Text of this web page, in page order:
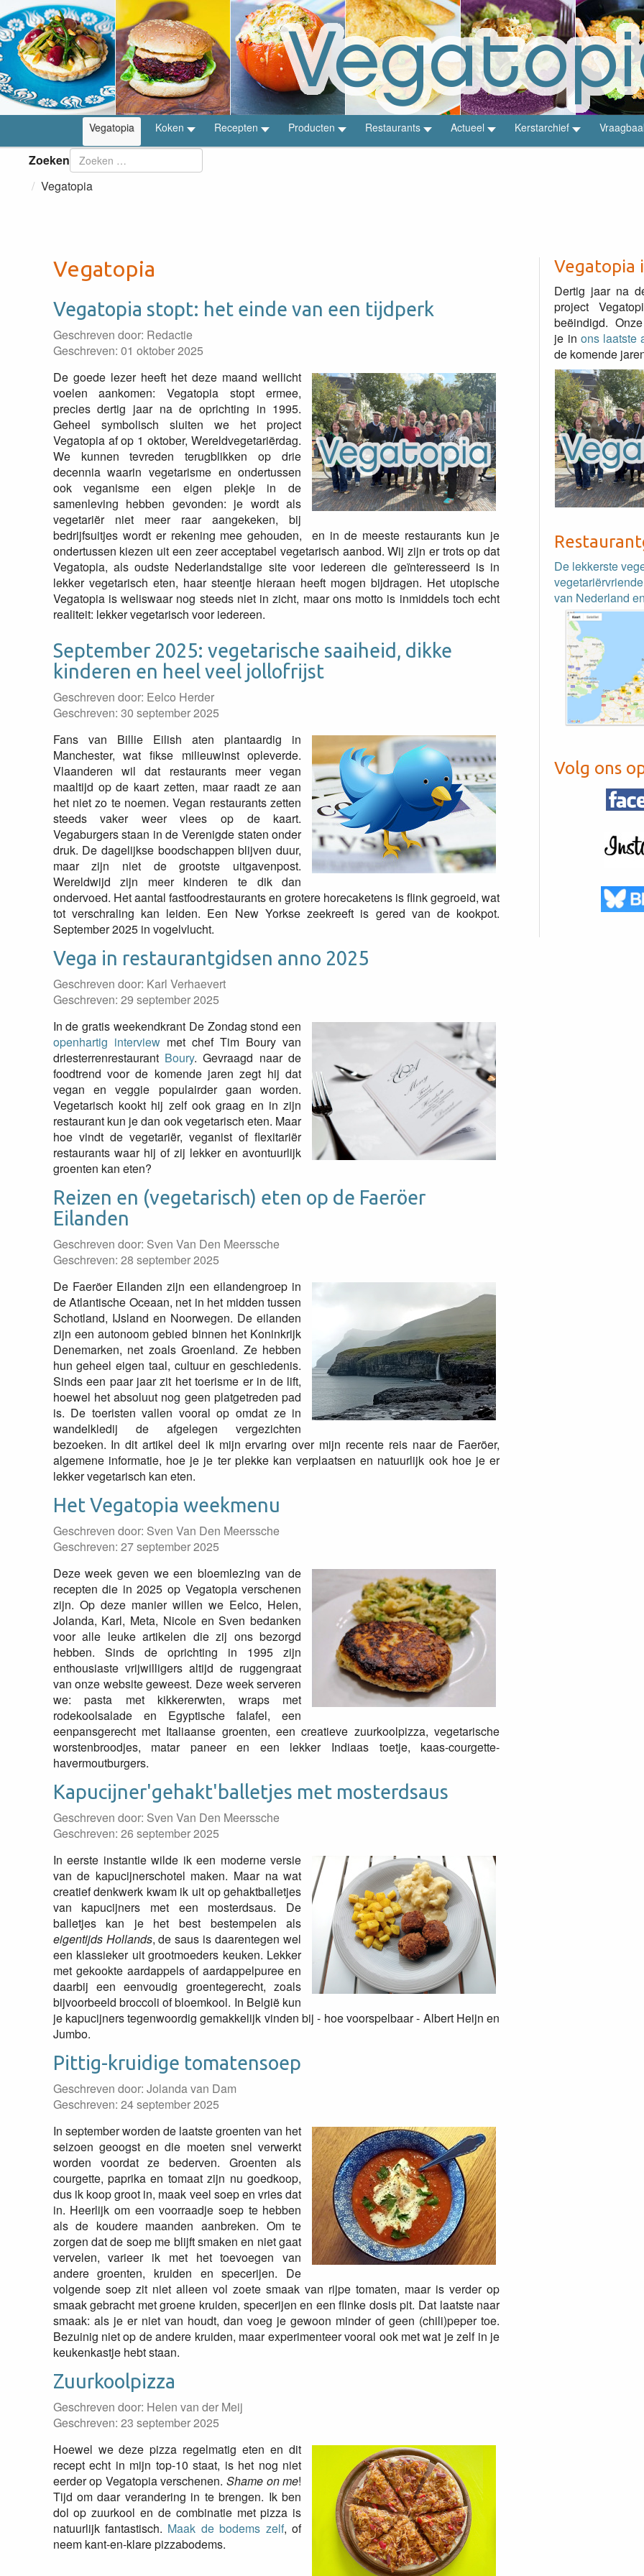
Vegatopia Koken Recepten Producten Restaurants Actueel Kerstarchief
Zoeken
Vegatopia
Vegatopia
Vegatopia stopt: het einde van een tijdperk
Geschreven door: Redactie
Geschreven: 01 oktober 2025
De goede lezer heeft het deze maand wellicht
voelen aankomen: Vegatopia stopt ermee,
precies dertig jaar na de oprichting in 1995.
Geheel symbolisch sluiten we het project
Vegatopia af op 1 oktober, Wereldvegetariërdag.
We kunnen tevreden terugblikken op drie
decennia waarin vegetarisme en ondertussen
ook veganisme een eigen plekje in de
samenleving hebben gevonden: je wordt als
vegetariër niet meer raar aangekeken, bij
bedrijfsuitjes wordt er rekening mee gehouden, en in de meeste restaurants kun je
ondertussen kiezen uit een zeer acceptabel vegetarisch aanbod. Wij zijn er trots op dat
Vegatopia, als oudste Nederlandstalige site voor iedereen die geïnteresseerd is in
lekker vegetarisch eten, haar steentje hieraan heeft mogen bijdragen. Het utopische
Vegatopia is weliswaar nog steeds niet in zicht, maar ons motto is inmiddels toch echt
realiteit: lekker vegetarisch voor iedereen.
September 2025: vegetarische saaiheid, dikke
kinderen en heel veel jollofrijst
Geschreven door: Eelco Herder
Geschreven: 30 september 2025
Fans van Billie Eilish aten plantaardig in
Manchester, wat fikse milieuwinst opleverde.
Vlaanderen wil dat restaurants meer vegan
maaltijd op de kaart zetten, maar raadt ze aan
het niet zo te noemen. Vegan restaurants zetten
steeds vaker weer vlees op de kaart.
Vegaburgers staan in de Verenigde staten onder
druk. De dagelijkse boodschappen blijven duur,
maar zijn niet de grootste uitgavenpost.
Wereldwijd zijn meer kinderen te dik dan
ondervoed. Het aantal fastfoodrestaurants en grotere horecaketens is flink gegroeid, wat
tot verschraling kan leiden. Een New Yorkse zeekreeft is gered van de kookpot.
September 2025 in vogelvlucht.
Vega in restaurantgidsen anno 2025
Geschreven door: Karl Verhaevert
Geschreven: 29 september 2025
In de gratis weekendkrant De Zondag stond een
openhartig interviewmet chef Tim Boury van
driesterrenrestaurant Boury. Gevraagd naar de
foodtrend voor de komende jaren zegt hij dat
vegan en veggie populairder gaan worden.
Vegetarisch kookt hij zelf ook graag en in zijn
restaurant kun je dan ook vegetarisch eten. Maar
hoe vindt de vegetariër, veganist of flexitariër
restaurants waar hij of zij lekker en avontuurlijk
groenten kan eten?
Reizen en (vegetarisch) eten op de Faeröer
Eilanden
Geschreven door: Sven Van Den Meerssche
Geschreven: 28 september 2025
De Faeröer Eilanden zijn een eilandengroep in
de Atlantische Oceaan, net in het midden tussen
Schotland, IJsland en Noorwegen. De eilanden
zijn een autonoom gebied binnen het Koninkrijk
Denemarken, net zoals Groenland. Ze hebben
hun geheel eigen taal, cultuur en geschiedenis.
Sinds een paar jaar zit het toerisme er in de lift,
hoewel het absoluut nog geen platgetreden pad
is. De toeristen vallen vooral op omdat ze in
wandelkledij de afgelegen vergezichten
bezoeken. In dit artikel deel ik mijn ervaring over mijn recente reis naar de Faeröer,
algemene informatie, hoe je je ter plekke kan verplaatsen en natuurlijk ook hoe je er
lekker vegetarisch kan eten.
Het Vegatopia weekmenu
Geschreven door: Sven Van Den Meerssche
Geschreven: 27 september 2025
Deze week geven we een bloemlezing van de
recepten die in 2025 op Vegatopia verschenen
zijn. Op deze manier willen we Eelco, Helen,
Jolanda, Karl, Meta, Nicole en Sven bedanken
voor alle leuke artikelen die zij ons bezorgd
hebben. Sinds de oprichting in 1995 zijn
enthousiaste vrijwilligers altijd de ruggengraat
van onze website geweest. Deze week serveren
we: pasta met kikkererwten, wraps met
rodekoolsalade en Egyptische falafel, een
eenpansgerecht met Italiaanse groenten, een creatieve zuurkoolpizza, vegetarische
worstenbroodjes, matar paneer en een lekker Indiaas toetje, kaas-courgette-
havermoutburgers.
Kapucijner'gehakt'balletjes met mosterdsaus
Geschreven door: Sven Van Den Meerssche
Geschreven: 26 september 2025
In eerste instantie wilde ik een moderne versie
van de kapucijnerschotel maken. Maar na wat
creatief denkwerk kwam ik uit op gehaktballetjes
van kapucijners met een mosterdsaus. De
balletjes kan je het best bestempelen als
eigentijds Hollands, de saus is daarentegen wel
een klassieker uit grootmoeders keuken. Lekker
met gekookte aardappels of aardappelpuree en
daarbij een eenvoudig groentegerecht, zoals
bijvoorbeeld broccoli of bloemkool. In België kun
je kapucijners tegenwoordig gemakkelijk vinden bij - hoe voorspelbaar - Albert Heijn en
Jumbo.
Pittig-kruidige tomatensoep
Geschreven door: Jolanda van Dam
Geschreven: 24 september 2025
In september worden de laatste groenten van het
seizoen geoogst en die moeten snel verwerkt
worden voordat ze bederven. Groenten als
courgette, paprika en tomaat zijn nu goedkoop,
dus ik koop groot in, maak veel soep en vries dat
in. Heerlijk om een voorraadje soep te hebben
als de koudere maanden aanbreken. Om te
zorgen dat de soep me blijft smaken en niet gaat
vervelen, varieer ik met het toevoegen van
andere groenten, kruiden en specerijen. De
volgende soep zit niet alleen vol zoete smaak van rijpe tomaten, maar is verder op
smaak gebracht met groene kruiden, specerijen en een flinke dosis pit. Dat laatste naar
smaak: als je er niet van houdt, dan voeg je gewoon minder of geen (chili)peper toe.
Bezuinig niet op de andere kruiden, maar experimenteer vooral ook met wat je zelf in je
keukenkastje hebt staan.
Zuurkoolpizza
Geschreven door: Helen van der Meij
Geschreven: 23 september 2025
Hoewel we deze pizza regelmatig eten en dit
recept echt in mijn top-10 staat, is het nog niet
eerder op Vegatopia verschenen. Shame on me!
Tijd om daar verandering in te brengen. Ik ben
dol op zuurkool en de combinatie met pizza is
natuurlijk fantastisch. Maak de bodems zelf, of
neem kant-en-klare pizzabodems.
Vegatopia
Dertig jaar na
project
beëindigd.
je in ons laatste
de komende
De lekkerste
van Nederland
Volg ons